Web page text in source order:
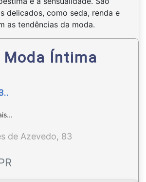
delicados, como seda, renda e
as tendências da moda.
Moda Íntima
de Azevedo, 83